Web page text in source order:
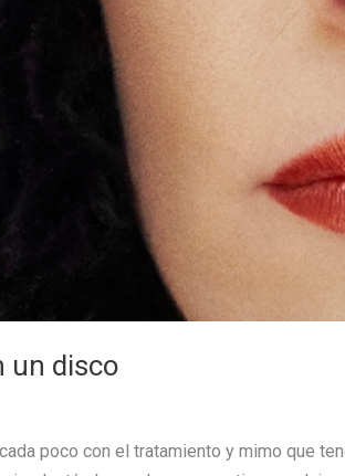
un disco
poco con el tratamiento y mimo que